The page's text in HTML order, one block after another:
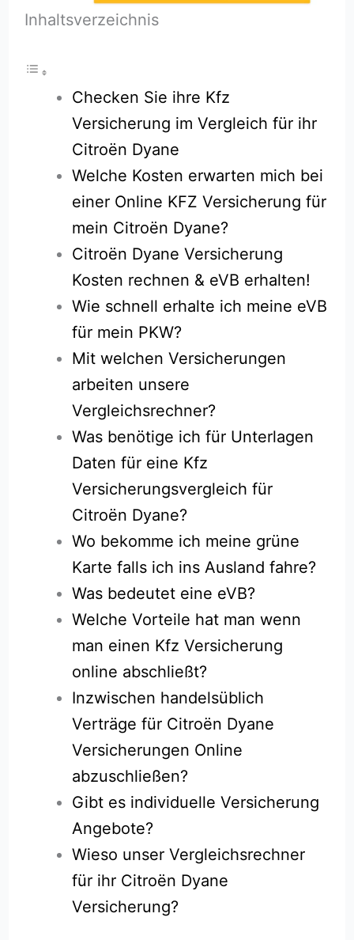
Inhaltsverzeichnis
Checken Sie ihre Kfz
Versicherung im Vergleich für ihr
Citroën Dyane
Welche Kosten erwarten mich bei
einer Online KFZ Versicherung für
mein Citroën Dyane?
Citroën Dyane Versicherung
Kosten rechnen & eVB erhalten!
Wie schnell erhalte ich meine eVB
für mein PKW?
Mit welchen Versicherungen
arbeiten unsere
Vergleichsrechner?
Was benötige ich für Unterlagen
Daten für eine Kfz
Versicherungsvergleich für
Citroën Dyane?
Wo bekomme ich meine grüne
Karte falls ich ins Ausland fahre?
Was bedeutet eine eVB?
Welche Vorteile hat man wenn
man einen Kfz Versicherung
online abschließt?
Inzwischen handelsüblich
Verträge für Citroën Dyane
Versicherungen Online
abzuschließen?
Gibt es individuelle Versicherung
Angebote?
Wieso unser Vergleichsrechner
für ihr Citroën Dyane
Versicherung?